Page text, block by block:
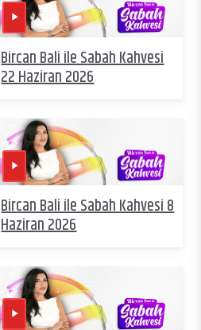
Bircan Bali ile Sabah Kahvesi
22 Haziran 2026
Bircan Bali ile Sabah Kahvesi 8
Haziran 2026